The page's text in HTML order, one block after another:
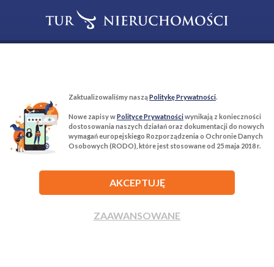
03−134 Warszawa, ul. Książkowa 10/4u
ROZWIŃ
Agencja nieruchomości Tur Nieruchomości © 2026 Wszelkie prawa
zastrzeżone.
Zaktualizowaliśmy naszą Politykę Prywatności.
Nowe zapisy wPolityce Prywatnościwynikają z konieczności
dostosowania naszych działań oraz dokumentacji do nowych
wymagań europejskiego Rozporządzenia o Ochronie Danych
Osobowych (RODO), które jest stosowane od 25 maja 2018 r.
AKCEPTUJĘ
ZAAWANSOWANE